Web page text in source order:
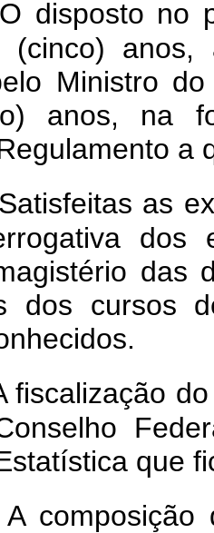
disposto no
anos,
Ministro
anos, na
a
as
dos
das
dos cursos
fiscalização
que
A composição